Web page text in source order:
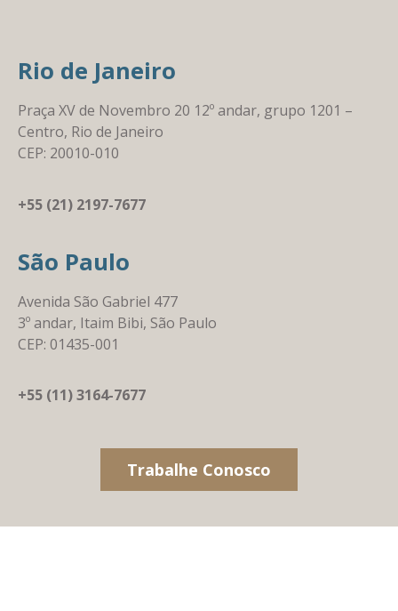
Rio de Janeiro
Praça XV de Novembro 20 12º andar, grupo 1201 –
Centro, Rio de Janeiro
CEP: 20010-010
+55 (21) 2197-7677
São Paulo
Avenida São Gabriel 477
3º andar, Itaim Bibi, São Paulo
CEP: 01435-001
+55 (11) 3164-7677
Trabalhe Conosco